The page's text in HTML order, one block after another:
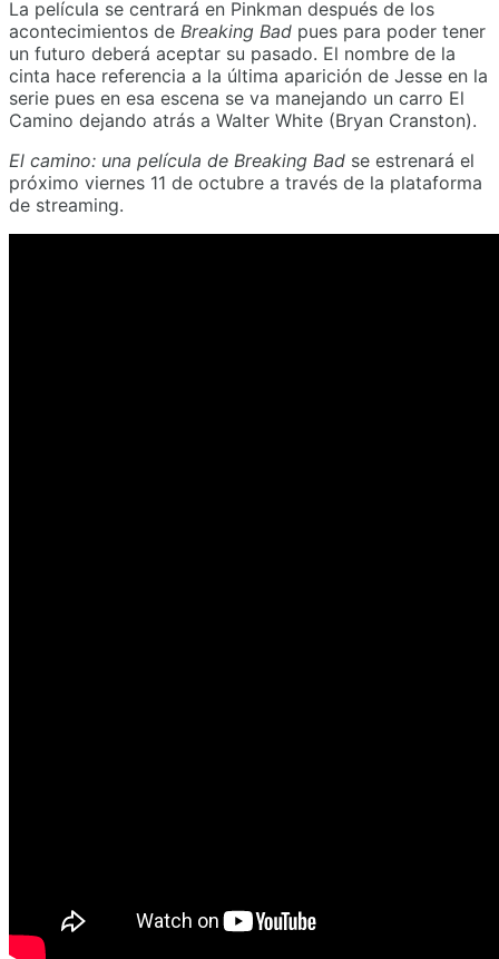
La película se centrará en Pinkman después de los
acontecimientos de Breaking Bad pues para poder tener
un futuro deberá aceptar su pasado. El nombre de la
cinta hace referencia a la última aparición de Jesse en la
serie pues en esa escena se va manejando un carro El
Camino dejando atrás a Walter White (Bryan Cranston).
El camino: una película de Breaking Bad se estrenará el
próximo viernes 11 de octubre a través de la plataforma
de streaming.